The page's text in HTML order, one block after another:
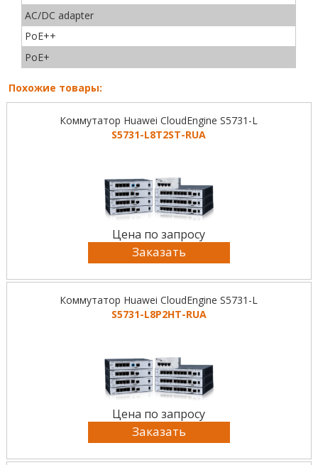
AC/DC adapter
PoE++
PoE+
Похожие товары:
Коммутатор Huawei CloudEngine S5731-L
S5731-L8T2ST-RUA
Цена по запросу
Заказать
Коммутатор Huawei CloudEngine S5731-L
S5731-L8P2HT-RUA
Цена по запросу
Заказать